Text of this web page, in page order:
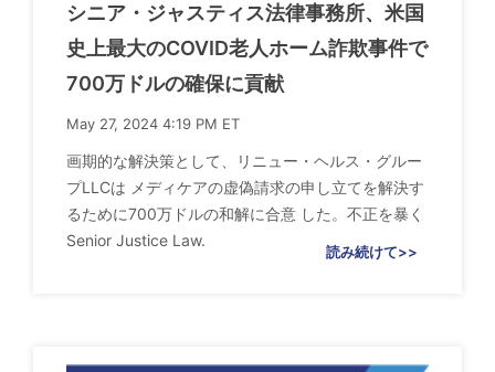
シニア・ジャスティス法律事務所、米国
史上最大のCOVID老人ホーム詐欺事件で
700万ドルの確保に貢献
May 27, 2024 4:19 PM ET
画期的な解決策として、リニュー・ヘルス・グルー
プLLCは メディケアの虚偽請求の申し立てを解決す
るために700万ドルの和解に合意 した。不正を暴く
Senior Justice Law.
読み続けて>>